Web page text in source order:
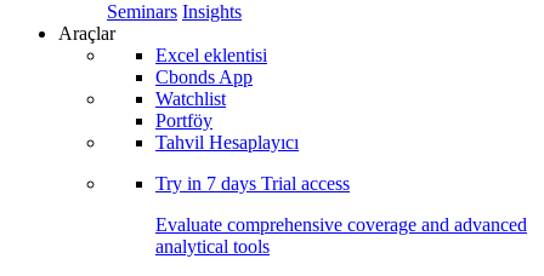
Seminars Insights
Araçlar
Excel eklentisi
Cbonds App
Watchlist
Portföy
Tahvil Hesaplayıcı
Try in 7 days Trial access
Evaluate comprehensive coverage and advanced
analytical tools